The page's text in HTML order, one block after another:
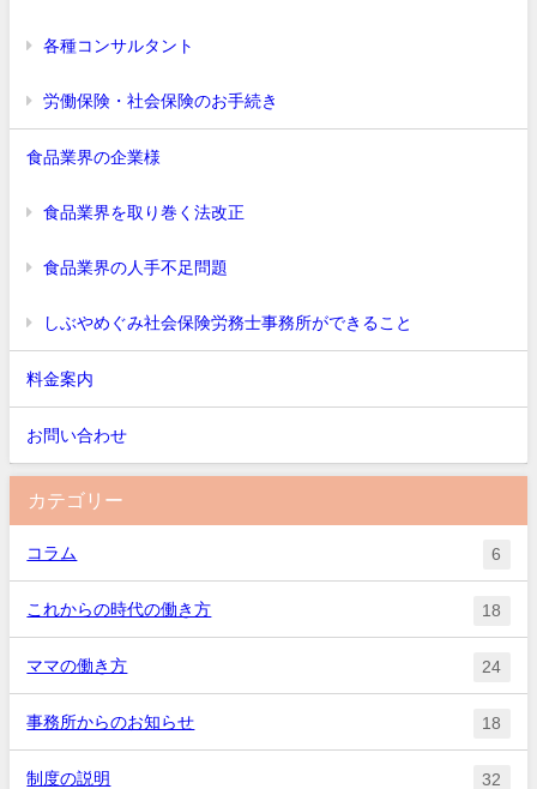
各種コンサルタント
労働保険・社会保険のお手続き
食品業界の企業様
食品業界を取り巻く法改正
食品業界の人手不足問題
しぶやめぐみ社会保険労務士事務所ができること
料金案内
お問い合わせ
カテゴリー
コラム 6
これからの時代の働き方 18
ママの働き方 24
事務所からのお知らせ 18
制度の説明 32